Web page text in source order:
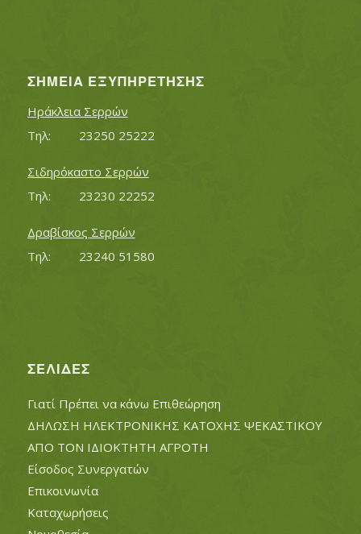
ΣΗΜΕΊΑ ΕΞΥΠΗΡΈΤΗΣΗΣ
Ηράκλεια Σερρών
Τηλ:		23250 25222
Σιδηρόκαστο Σερρών
Τηλ:		23230 22252
Δραβίσκος Σερρών
Τηλ:		23240 51580
ΣΕΛΊΔΕΣ
Γιατί Πρέπει να κάνω Επιθεώρηση
ΔΗΛΩΣΗ ΗΛΕΚΤΡΟΝΙΚΗΣ ΚΑΤΟΧΗΣ ΨΕΚΑΣΤΙΚΟΥ
ΑΠΟ ΤΟΝ ΙΔΙΟΚΤΗΤΗ ΑΓΡΟΤΗ
Είσοδος Συνεργατών
Επικοινωνία
Καταχωρήσεις